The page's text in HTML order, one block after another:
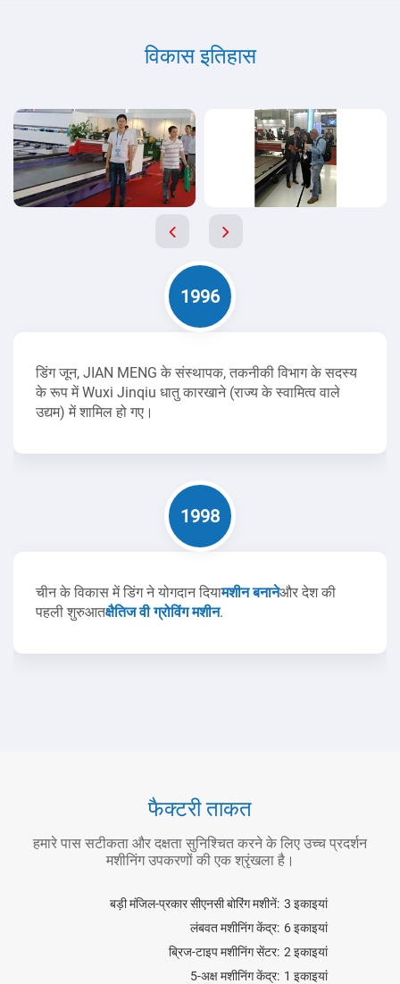
विकास इतिहास
1996
डिंग जून, JIAN MENG के संस्थापक, तकनीकी विभाग के सदस्य
के रूप में Wuxi Jinqiu धातु कारखाने (राज्य के स्वामित्व वाले
उद्यम) में शामिल हो गए।
1998
चीन के विकास में डिंग ने योगदान दियामशीन बनानेऔर देश की
पहली शुरुआतक्षैतिज वी ग्रोविंग मशीन.
डेलम के साथ सहयोग से, डिंग की टीम ने पहले चीनी विकसित और
उत्पादित कियाविद्युत-हाइड्रोलिक प्रेस ब्रेक.
फैक्टरी ताकत
हमारे पास सटीकता और दक्षता सुनिश्चित करने के लिए उच्च प्रदर्शन
मशीनिंग उपकरणों की एक श्रृंखला है।
बड़ी मंजिल-प्रकार सीएनसी बोरिंग मशीनें: 3 इकाइयां
लंबवत मशीनिंग केंद्र: 6 इकाइयां
ब्रिज-टाइप मशीनिंग सेंटर: 2 इकाइयां
5-अक्ष मशीनिंग केंद्र: 1 इकाइयां